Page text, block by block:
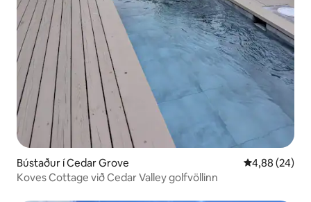
Bústaður í Cedar Grove 4,88 af 5 í
4,88 (24)
Koves Cottage við Cedar Valley golfvöllinn